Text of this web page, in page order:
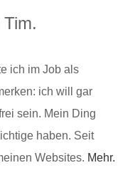
ich im Job als
ich will gar
sein. Mein Ding
haben. Seit
Websites. Mehr.